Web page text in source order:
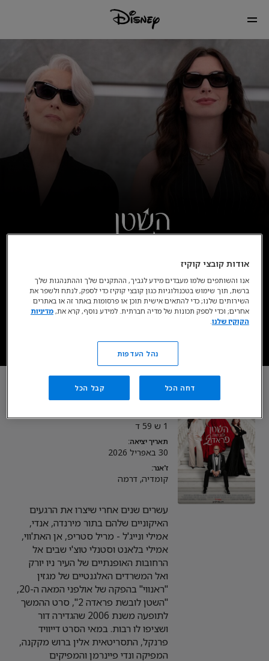
זמין בסטרימינג כעת בדיסני+*
* כפוף לרכישת מינוי, מגיל 18. כפוף לתנאי השימוש.
השטן לובשת פראדה 2
1 ש 59 ד
תאריך יציאה:
30 באפריל 2026
ז'אנר:
קומדיה, דרמה
עשרים שנים אחרי שיצרו את הרגעים
האיקוניים שלהם בתור מירנדה, אנדי,
אמילי ונייג'ל - מריל סטריפ, אן האת'ווי,
אמילי בלאנט וסטנלי טוצ'י שבים אל
הרחובות האופנתיים של העיר ניו יורק
ואל המשרדים האלגנטיים של מגזין
"ראנווי" בהפקה של אולפני המאה ה-20,
"השטן לובשת פראדה 2", סרט ההמשך
לתופעה משנת 2006 שהגדירה דור
ושציפו לו רבות. במאי הסרט דייוויד
פרנקל, התסריטאית אלין ברוש מקקנה,
המפיקה ונדי פיינרמן והמפיקים
אודות קובצי קוקיז
אנו והשותפים שלמו מעבדים מידע לגביך, ההתקנים שלך וההתנהגות שלך
ברשת, תוך שימוש בטכנולוגיות כגון קובצי קוקיז כדי לספק, לנתח ולשפר את
השירותים שלנו; כדי להתאים אישית תוכן או פרסומות באתר זה או באתרים
אחרים; וכדי לספק תכונות של מדיה חברתית. למידע נוסף, קרא את,מדיניות
הקוקיז שלנו
נהל העדפות
דחה הכל קבל הכל